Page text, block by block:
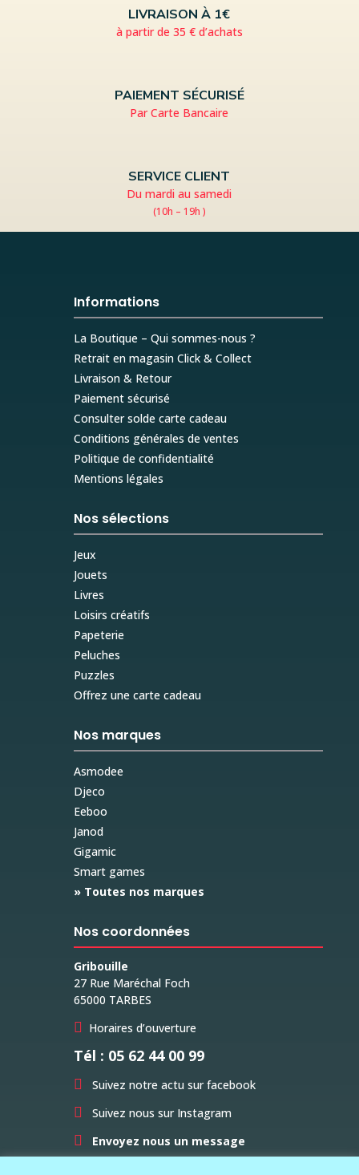
LIVRAISON À 1€
à partir de 35 € d’achats
PAIEMENT SÉCURISÉ
Par Carte Bancaire
SERVICE CLIENT
Du mardi au samedi
(10h – 19h )
Informations
La Boutique – Qui sommes-nous ?
Retrait en magasin Click & Collect
Livraison & Retour
Paiement sécurisé
Consulter solde carte cadeau
Conditions générales de ventes
Politique de confidentialité
Mentions légales
Nos sélections
Jeux
Jouets
Livres
Loisirs créatifs
Papeterie
Peluches
Puzzles
Offrez une carte cadeau
Nos marques
Asmodee
Djeco
Eeboo
Janod
Gigamic
Smart games
» Toutes nos marques
Nos coordonnées
Gribouille
27 Rue Maréchal Foch
65000 TARBES
 Horaires d’ouverture
Tél : 05 62 44 00 99
 Suivez notre actu sur facebook
 Suivez nous sur Instagram
 Envoyez nous un message